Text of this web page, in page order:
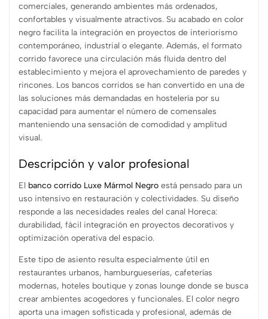
comerciales, generando ambientes más ordenados,
confortables y visualmente atractivos. Su acabado en color
negro facilita la integración en proyectos de interiorismo
contemporáneo, industrial o elegante. Además, el formato
corrido favorece una circulación más fluida dentro del
establecimiento y mejora el aprovechamiento de paredes y
rincones. Los bancos corridos se han convertido en una de
las soluciones más demandadas en hostelería por su
capacidad para aumentar el número de comensales
manteniendo una sensación de comodidad y amplitud
visual.
Descripción y valor profesional
El banco corrido Luxe Mármol Negro está pensado para un
uso intensivo en restauración y colectividades. Su diseño
responde a las necesidades reales del canal Horeca:
durabilidad, fácil integración en proyectos decorativos y
optimización operativa del espacio.
Este tipo de asiento resulta especialmente útil en
restaurantes urbanos, hamburgueserías, cafeterías
modernas, hoteles boutique y zonas lounge donde se busca
crear ambientes acogedores y funcionales. El color negro
aporta una imagen sofisticada y profesional, además de